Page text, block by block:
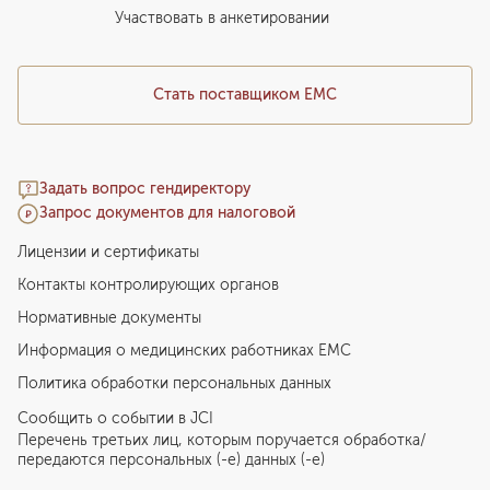
Медицинский туризм
Стать поставщиком ЕМС
Задать вопрос гендиректору
Запрос документов для налоговой
Участвовать в анкетировании
Лицензии и сертификаты
Контакты контролирующих органов
Нормативные документы
Информация о медицинских работниках EMC
Политика обработки персональных данных
Сообщить о событии в JCI
Перечень третьих лиц, которым поручается обработка/
передаются персональных (-е) данных (-е)